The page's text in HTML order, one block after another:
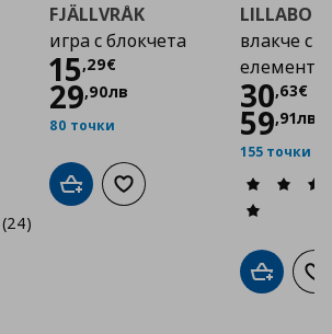
(24)
списъка с любими
FJÄLLVRÅK
игра с блокчета
15,29€
Цена
29,90лв
80 точки
Добави в кошницата
Добави към списъка с
LILLABO
влакче с
елемента
30,63€
Цена
59,91лв
155 точки
Добави